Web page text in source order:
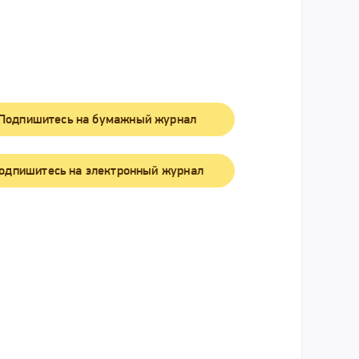
на бумажный журнал
на электронный журнал